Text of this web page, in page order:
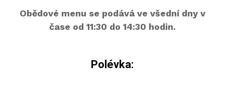
Obědové menu se podává ve všední dny v
čase od 11:30 do 14:30 hodin.
Polévka: